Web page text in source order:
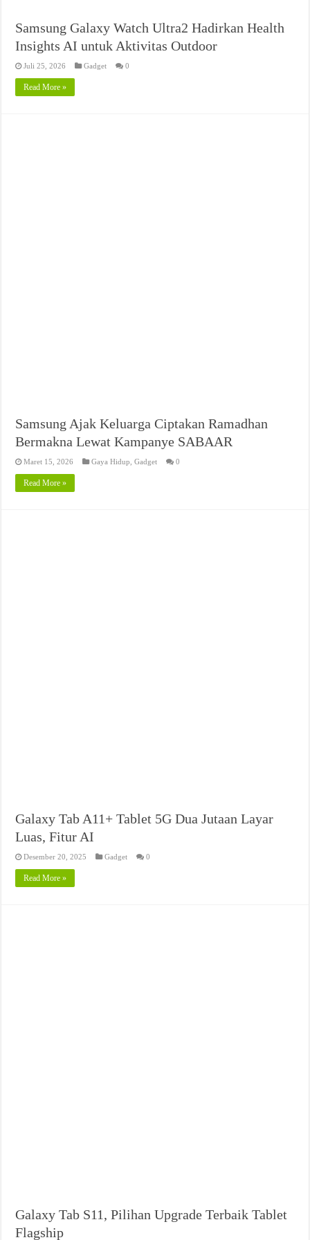
Samsung Galaxy Watch Ultra2 Hadirkan Health
Insights AI untuk Aktivitas Outdoor
Juli 25, 2026 Gadget 0
Read More »
Samsung Ajak Keluarga Ciptakan Ramadhan
Bermakna Lewat Kampanye SABAAR
Maret 15, 2026 Gaya Hidup ,Gadget 0
Read More »
Galaxy Tab A11+ Tablet 5G Dua Jutaan Layar
Luas, Fitur AI
Desember 20, 2025 Gadget 0
Read More »
Galaxy Tab S11, Pilihan Upgrade Terbaik Tablet
Flagship